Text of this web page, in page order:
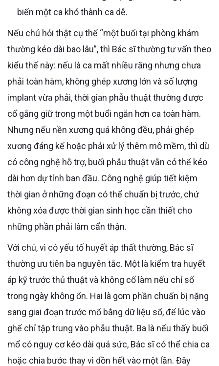
biến một ca khó thành ca dễ.
Nếu chú hỏi thật cụ thể “một buổi tại phòng khám
thường kéo dài bao lâu”, thì Bác sĩ thường tư vấn theo
kiểu thế này: nếu là ca mất nhiều răng nhưng chưa
phải toàn hàm, không ghép xương lớn và số lượng
implant vừa phải, thời gian phẫu thuật thường được
cố gắng giữ trong một buổi ngắn hơn ca toàn hàm.
Nhưng nếu nền xương quá không đều, phải ghép
xương đáng kể hoặc phải xử lý thêm mô mềm, thì dù
có công nghệ hỗ trợ, buổi phẫu thuật vẫn có thể kéo
dài hơn dự tính ban đầu. Công nghệ giúp tiết kiệm
thời gian ở những đoạn có thể chuẩn bị trước, chứ
không xóa được thời gian sinh học cần thiết cho
những phần phải làm cẩn thận.
Với chú, vì có yếu tố huyết áp thất thường, Bác sĩ
thường ưu tiên ba nguyên tắc. Một là kiểm tra huyết
áp kỹ trước thủ thuật và không cố làm nếu chỉ số
trong ngày không ổn. Hai là gom phần chuẩn bị nặng
sang giai đoạn trước mổ bằng dữ liệu số, để lúc vào
ghế chỉ tập trung vào phẫu thuật. Ba là nếu thấy buổi
mổ có nguy cơ kéo dài quá sức, Bác sĩ có thể chia ca
hoặc chia bước thay vì dồn hết vào một lần. Đây